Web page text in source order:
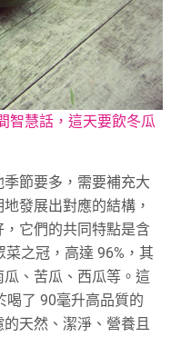
智慧話，這天要飲冬瓜
節要多，需要補充大
發展出對應的結構，
它們的共同特點是含
之冠，高達 96%，其
、苦瓜、西瓜等。這
喝了 90毫升高品質的
天然、潔淨、營養且